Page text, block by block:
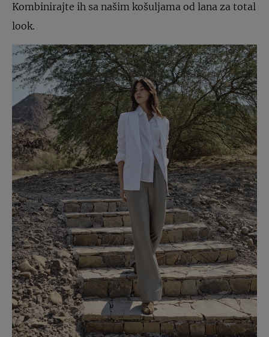
Kombinirajte ih sa našim košuljama od lana za total
look.